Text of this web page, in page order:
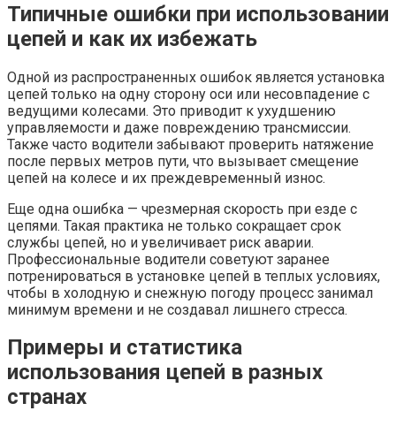
Типичные ошибки при использовании
цепей и как их избежать
Одной из распространенных ошибок является установка
цепей только на одну сторону оси или несовпадение с
ведущими колесами. Это приводит к ухудшению
управляемости и даже повреждению трансмиссии.
Также часто водители забывают проверить натяжение
после первых метров пути, что вызывает смещение
цепей на колесе и их преждевременный износ.
Еще одна ошибка — чрезмерная скорость при езде с
цепями. Такая практика не только сокращает срок
службы цепей, но и увеличивает риск аварии.
Профессиональные водители советуют заранее
потренироваться в установке цепей в теплых условиях,
чтобы в холодную и снежную погоду процесс занимал
минимум времени и не создавал лишнего стресса.
Примеры и статистика
использования цепей в разных
странах